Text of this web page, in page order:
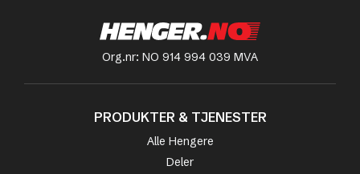
Org.nr: NO 914 994 039 MVA
PRODUKTER & TJENESTER
Alle Hengere
Deler